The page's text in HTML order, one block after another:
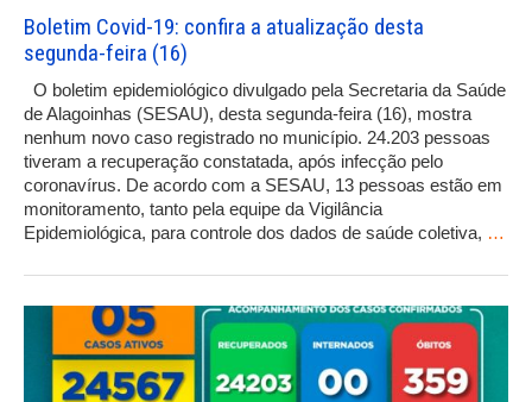
Boletim Covid-19: confira a atualização desta
segunda-feira (16)
O boletim epidemiológico divulgado pela Secretaria da Saúde
de Alagoinhas (SESAU), desta segunda-feira (16), mostra
nenhum novo caso registrado no município. 24.203 pessoas
tiveram a recuperação constatada, após infecção pelo
coronavírus. De acordo com a SESAU, 13 pessoas estão em
monitoramento, tanto pela equipe da Vigilância
Epidemiológica, para controle dos dados de saúde coletiva, …